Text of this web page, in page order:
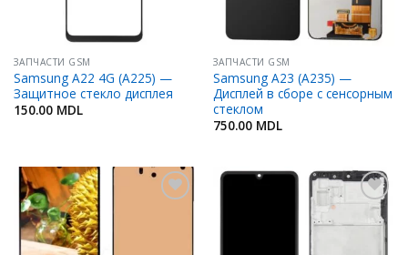
ЗАПЧАСТИ GSM
Samsung A22 4G (A225) —
Защитное стекло дисплея
150.00 MDL
ЗАПЧАСТИ GSM
Samsung A23 (A235) —
Дисплей в сборе с сенсорным
стеклом
750.00 MDL
Добавить
в
Избранное